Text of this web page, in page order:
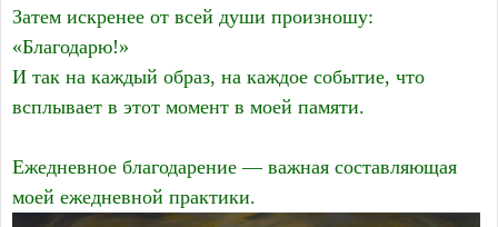
Затем искренее от всей души произношу:
«Благодарю!»
И так на каждый образ, на каждое событие, что
всплывает в этот момент в моей памяти.
Ежедневное благодарение — важная составляющая
моей ежедневной практики.